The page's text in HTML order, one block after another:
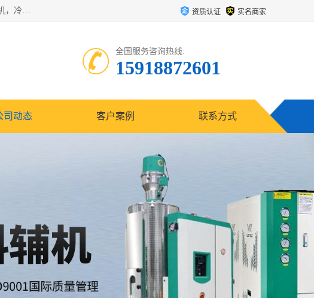
佛山文穗智能装备有限公司专业生产：机械手自动化系列；塑料粉碎机回收系列；塑料混色机系列；温度控制系列：模温机，冷水机；供料输送系列：中央供料系统，欧化/独立式吸料机，分体式吸料机；整机保修一年，易损件除外。 资质认证 实名商家
全国服务咨询热线:
15918872601
司动态 客户案例 联系方式